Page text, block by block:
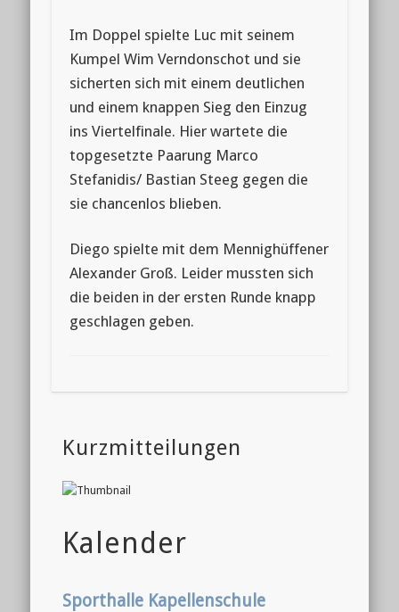
Im Doppel spielte Luc mit seinem
Kumpel Wim Verndonschot und sie
sicherten sich mit einem deutlichen
und einem knappen Sieg den Einzug
ins Viertelfinale. Hier wartete die
topgesetzte Paarung Marco
Stefanidis/ Bastian Steeg gegen die
sie chancenlos blieben.
Diego spielte mit dem Mennighüffener
Alexander Groß. Leider mussten sich
die beiden in der ersten Runde knapp
geschlagen geben.
Kurzmitteilungen
Kalender
Sporthalle Kapellenschule